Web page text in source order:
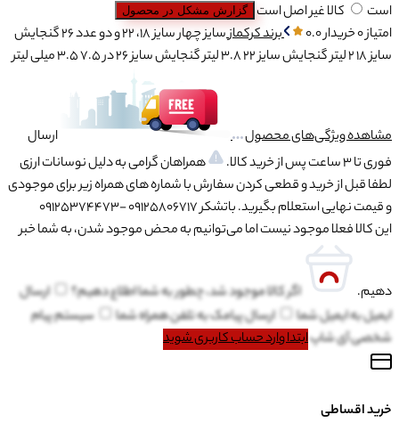
است
کالا غیر اصل است گزارش مشکل در محصول
امتیاز 0 خریدار 0.0 برندکرکمازسایزچهار سایز 18، 22 و دو عدد 26
گنجایش
سایز 18
2 لیتر گنجایش سایز 22 3.8 لیتر گنجایش سایز 26 در 7.5 3.5 میلی لیتر
مشاهده ویژگی‌های محصول
ارسال
فوری تا 3 ساعت پس از خرید کالا.
همراهان گرامی به دلیل نوسانات ارزی
لطفا قبل از خرید و قطعی کردن سفارش با شماره های همراه زیر برای موجودی
و قیمت نهایی استعلام بگیرید. باتشکر 09125806717 -09125374473
این کالا فعلا موجود نیست اما می‌توانیم به محض موجود شدن، به شما خبر
دهیم. اگر کالا موجود شد، چطور به شما اطلاع دهیم؟
ارسال
ایمیل بهایمیل شما ارسال پیامک بهتلفن همراه شما
سیستم پیام
شخصی آی شاپابتدا وارد حساب کاربری شوید
خرید اقساطی